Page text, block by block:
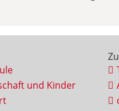
und Kinder